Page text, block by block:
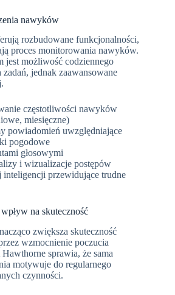
nawyków
rozbudowane funkcjonalności,
proces monitorowania nawyków.
jest możliwość codziennego
jednak zaawansowane
częstotliwości nawyków
miesięczne)
powiadomień uwzględniające
pogodowe
głosowymi
i wizualizacje postępów
inteligencji przewidujące trudne
na skuteczność
zwiększa skuteczność
wzmocnienie poczucia
sprawia, że sama
motywuje do regularnego
czynności.